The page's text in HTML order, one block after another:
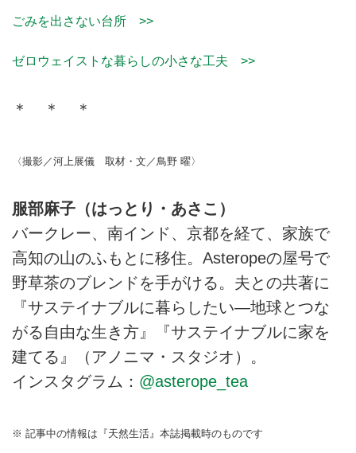
ごみを出さない台所 >>
ゼロウェイストな暮らしの小さな工夫 >>
＊ ＊ ＊
〈撮影／河上展儀 取材・文／鳥野 曜〉
服部麻子（はっとり・あさこ）
バークレー、南インド、京都を経て、家族で
高知の山のふもとに移住。Asteropeの屋号で
野草茶のブレンドを手がける。夫との共著に
『サステイナブルに暮らしたい―地球とつな
がる自由な生き方』『サステイナブルに家を
建てる』（アノニマ・スタジオ）。
インスタグラム： @asterope_tea
※ 記事中の情報は『天然生活』本誌掲載時のものです